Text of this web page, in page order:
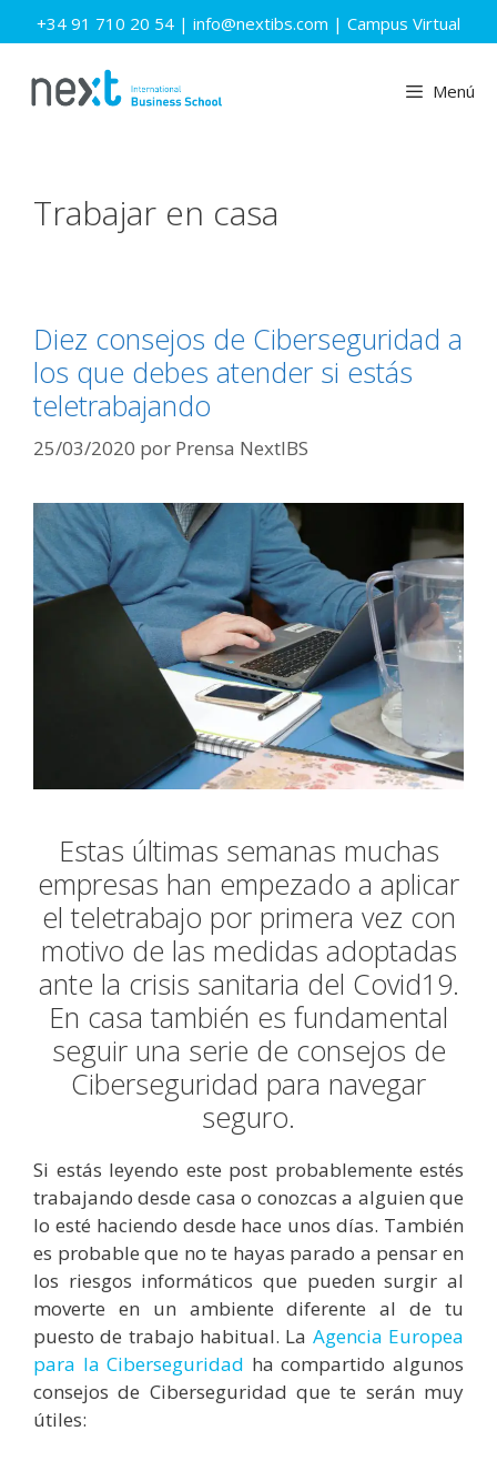
Saltar
al
+34 91 710 20 54 | info@nextibs.com | Campus Virtual
Menú
Trabajar en casa
Diez consejos de Ciberseguridad a
los que debes atender si estás
teletrabajando
25/03/2020 por Prensa NextIBS
Estas últimas semanas muchas
empresas han empezado a aplicar
el teletrabajo por primera vez con
motivo de las medidas adoptadas
ante la crisis sanitaria del Covid19.
En casa también es fundamental
seguir una serie de consejos de
Ciberseguridad para navegar
seguro.
Si estás leyendo este post probablemente estés
trabajando desde casa o conozcas a alguien que
lo esté haciendo desde hace unos días. También
es probable que no te hayas parado a pensar en
los riesgos informáticos que pueden surgir al
moverte en un ambiente diferente al de tu
puesto de trabajo habitual. La Agencia Europea
para la Ciberseguridad ha compartido algunos
consejos de Ciberseguridad que te serán muy
útiles: